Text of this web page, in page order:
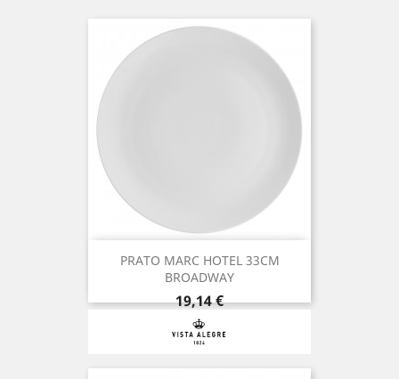
PRATO MARC HOTEL 33CM
BROADWAY
Preço
19,14 €